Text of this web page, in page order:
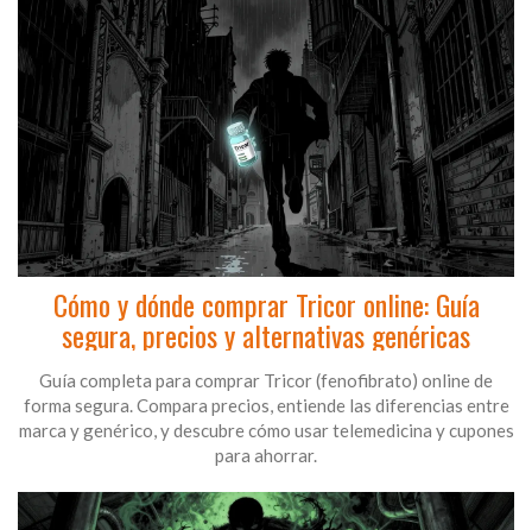
Cómo y dónde comprar Tricor online: Guía
segura, precios y alternativas genéricas
Guía completa para comprar Tricor (fenofibrato) online de
forma segura. Compara precios, entiende las diferencias entre
marca y genérico, y descubre cómo usar telemedicina y cupones
para ahorrar.